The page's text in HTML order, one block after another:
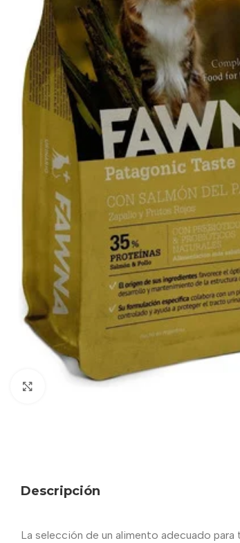
Haga clic para ampliar
Descripción
La selección de un alimento adecuado